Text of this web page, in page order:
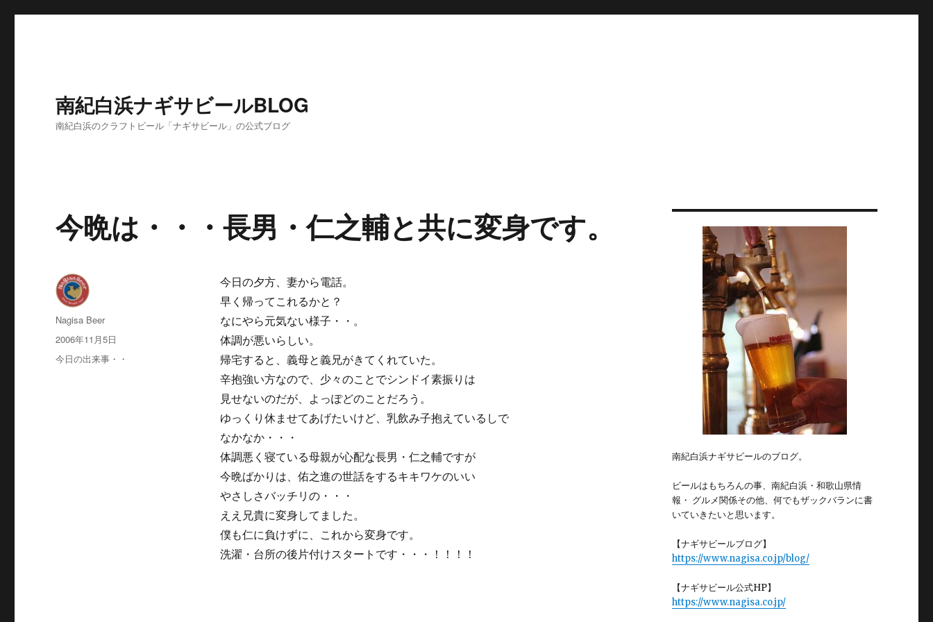
南紀白浜ナギサビールBLOG
南紀白浜のクラフトビール「ナギサビール」の公式ブログ
今晩は・・・長男・仁之輔と共に変身です。
今日の夕方、妻から電話。
早く帰ってこれるかと？
なにやら元気ない様子・・。
体調が悪いらしい。
帰宅すると、義母と義兄がきてくれていた。
辛抱強い方なので、少々のことでシンドイ素振りは
見せないのだが、よっぽどのことだろう。
ゆっくり休ませてあげたいけど、乳飲み子抱えているしで
なかなか・・・
体調悪く寝ている母親が心配な長男・仁之輔ですが
今晩ばかりは、佑之進の世話をするキキワケのいい
やさしさバッチリの・・・
ええ兄貴に変身してました。
僕も仁に負けずに、これから変身です。
洗濯・台所の後片付けスタートです・・・！！！！
投
稿
Nagisa Beer
投
稿
日:
2006年11月5日
カ
今日の出来事・・
南紀白浜ナギサビールのブログ。
ビールはもちろんの事、南紀白浜・和歌山県情
報・ グルメ関係その他、何でもザックバランに書
いていきたいと思います。
【ナギサビールブログ】
https://www.nagisa.co.jp/blog/
【ナギサビール公式HP】
https://www.nagisa.co.jp/